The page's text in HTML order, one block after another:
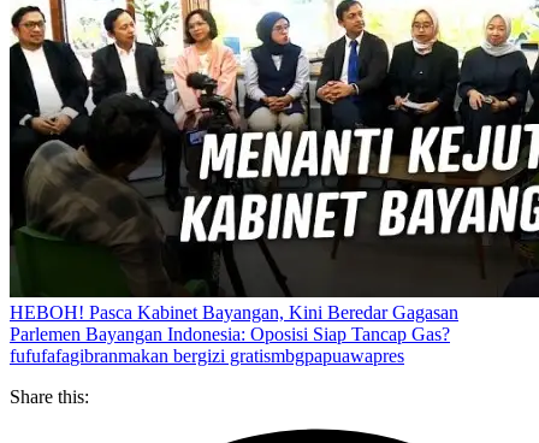
HEBOH! Pasca Kabinet Bayangan, Kini Beredar Gagasan
Parlemen Bayangan Indonesia: Oposisi Siap Tancap Gas?
fufufafagibranmakan bergizi gratismbgpapuawapres
Share this: